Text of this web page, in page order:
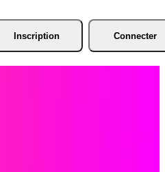
Inscription Connecter